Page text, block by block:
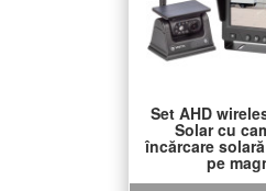
Set AHD
Solar cu
încărcare
pe